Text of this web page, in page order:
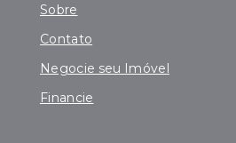
Sobre
Contato
Negocie seu Imóvel
Financie